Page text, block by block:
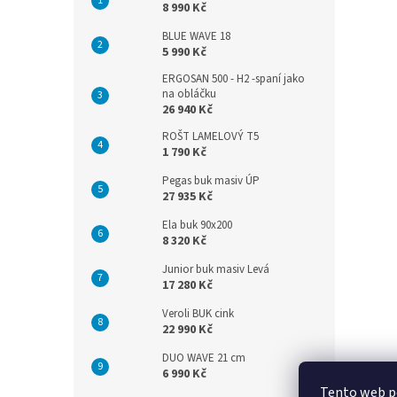
Tento web
8 990 Kč
BLUE WAVE 18
5 990 Kč
ERGOSAN 500 - H2 -spaní jako
na obláčku
26 940 Kč
ROŠT LAMELOVÝ T5
1 790 Kč
Pegas buk masiv ÚP
27 935 Kč
Ela buk 90x200
8 320 Kč
Junior buk masiv Levá
17 280 Kč
Veroli BUK cink
22 990 Kč
DUO WAVE 21 cm
6 990 Kč